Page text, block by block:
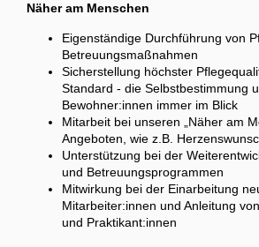
Näher am Menschen
Eigenständige Durchführung von
Betreuungsmaßnahmen
Sicherstellung höchster
Standard - die Selbstbestimmung
Bewohner:innen immer im Blick
Mitarbeit bei unseren „Näher am
Angeboten, wie z.B.
Unterstützung bei der
und Betreuungsprogrammen
Mitwirkung bei der Einarbeitung
Mitarbeiter:innen und Anleitung
und Praktikant:innen